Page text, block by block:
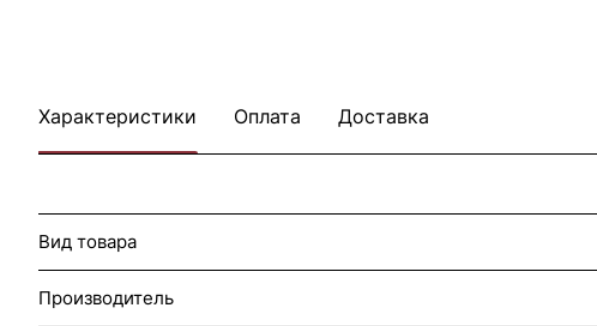
Характеристики Оплата Доставка
Вид товара
Производитель